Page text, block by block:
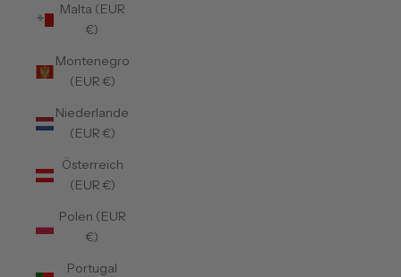
Malta (EUR
€)
Montenegro
(EUR €)
Niederlande
(EUR €)
Österreich
(EUR €)
Polen (EUR
€)
Portugal